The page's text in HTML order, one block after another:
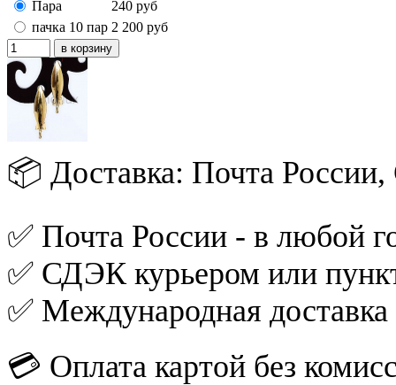
Пара
240 руб
пачка 10 пар 2 200 руб
📦 Доставка: Почта
✅ Почта России - в любой
✅ СДЭК курьером или
✅ Международная
💳 Оплата картой без